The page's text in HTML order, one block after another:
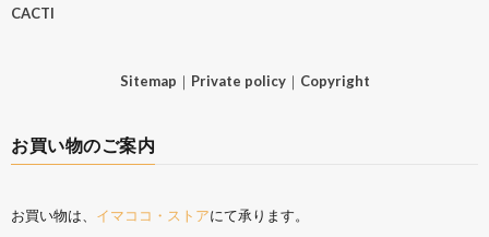
CACTI
Sitemap ｜ Private policy｜ Copyright
お買い物のご案内
お買い物は、 イマココ・ストアにて承ります。